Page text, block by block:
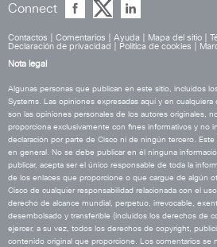
Connect
Contactos Comentarios Ayuda Mapa del sitio
Declaración de privacidad
Política de cookies
Nota legal
Algunas personas que publican en este sitio, incluidos
Systems. Las opiniones expresadas aquí y en
son las opiniones personales de los autores originales,
proporciona exclusivamente con fines informativos y no
declaración por parte de Cisco ni de ningún tercero.
en general. No se debe publicar en él ninguna
publicar, acepta ser el único responsable de toda la
de los enlaces que proporcione o que cargue de algún
Cisco de cualquier responsabilidad relacionada con el
derecho de alcance mundial, perpetuo, irrevocable,
desembolsado y transferible (incluidos los derechos de
ejercer, a su vez, todos los derechos de copyright,
contenido original que proporcione. Los comentarios se